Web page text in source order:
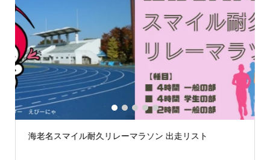
海老名スマイル耐久リレーマラソン 出走リスト
1 2 3 4 5